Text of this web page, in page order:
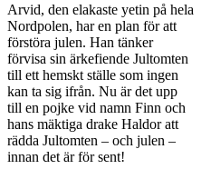
Arvid, den elakaste yetin på hela
Nordpolen, har en plan för att
förstöra julen. Han tänker
förvisa sin ärkefiende Jultomten
till ett hemskt ställe som ingen
kan ta sig ifrån. Nu är det upp
till en pojke vid namn Finn och
hans mäktiga drake Haldor att
rädda Jultomten – och julen –
innan det är för sent!